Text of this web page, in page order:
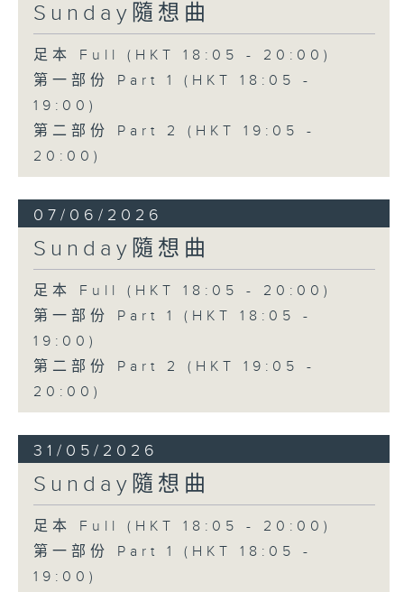
Sunday隨想曲
足本 Full (HKT 18:05 - 20:00)
第一部份 Part 1 (HKT 18:05 -
19:00)
第二部份 Part 2 (HKT 19:05 -
20:00)
07/06/2026
Sunday隨想曲
足本 Full (HKT 18:05 - 20:00)
第一部份 Part 1 (HKT 18:05 -
19:00)
第二部份 Part 2 (HKT 19:05 -
20:00)
31/05/2026
Sunday隨想曲
足本 Full (HKT 18:05 - 20:00)
第一部份 Part 1 (HKT 18:05 -
19:00)